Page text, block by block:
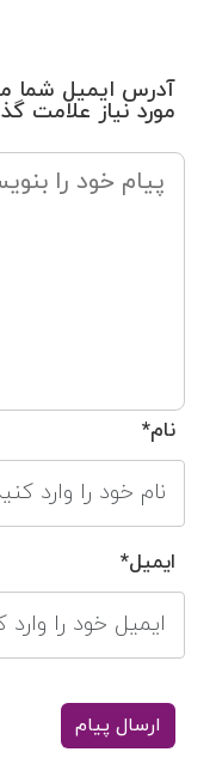
آدرس ایمیل شما
مورد نیاز علامت
نام*
ایمیل*